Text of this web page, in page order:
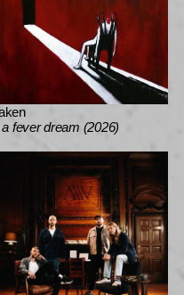
fever dream (2026)